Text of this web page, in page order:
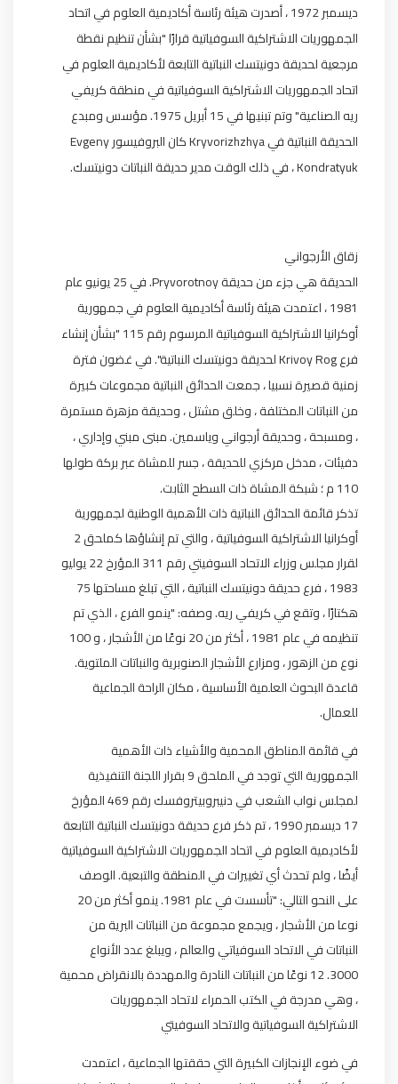
ديسمبر 1972 ، أصدرت هيئة رئاسة أكاديمية العلوم في اتحاد
الجمهوريات الاشتراكية السوفياتية قرارًا "بشأن تنظيم نقطة
مرجعية لحديقة دونيتسك النباتية التابعة لأكاديمية العلوم في
اتحاد الجمهوريات الاشتراكية السوفياتية في منطقة كريفي
ريه الصناعية" وتم تبنيها في 15 أبريل 1975. مؤسس ومبدع
الحديقة النباتية في Kryvorizhzhya كان البروفيسور Evgeny
Kondratyuk ، في ذلك الوقت مدير حديقة النباتات دونيتسك.
زقاق الأرجواني
الحديقة هي جزء من حديقة Pryvorotnoy. في 25 يونيو عام
1981 ، اعتمدت هيئة رئاسة أكاديمية العلوم في جمهورية
أوكرانيا الاشتراكية السوفياتية المرسوم رقم 115 "بشأن إنشاء
فرع Krivoy Rog لحديقة دونيتسك النباتية". في غضون فترة
زمنية قصيرة نسبيا ، جمعت الحدائق النباتية مجموعات كبيرة
من النباتات المختلفة ، وخلق مشتل ، وحديقة مزهرة مستمرة
، ومسبحة ، وحديقة أرجواني وياسمين. مبنى مبني وإداري ،
دفيئات ، مدخل مركزي للحديقة ، جسر للمشاة عبر بركة طولها
110 م ؛ شبكة المشاة ذات السطح الثابت.
تذكر قائمة الحدائق النباتية ذات الأهمية الوطنية لجمهورية
أوكرانيا الاشتراكية السوفياتية ، والتي تم إنشاؤها كملحق 2
لقرار مجلس وزراء الاتحاد السوفيتي رقم 311 المؤرخ 22 يوليو
1983 ، فرع حديقة دونيتسك النباتية ، التي تبلغ مساحتها 75
هكتارًا ، وتقع في كريفي ريه. وصفه: "ينمو الفرع ، الذي تم
تنظيمه في عام 1981 ، أكثر من 20 نوعًا من الأشجار ، و 100
نوع من الزهور ، ومزارع الأشجار الصنوبرية والنباتات الملتوية.
قاعدة البحوث العلمية الأساسية ، مكان الراحة الجماعية
للعمال.
في قائمة المناطق المحمية والأشياء ذات الأهمية
الجمهورية التي توجد في الملحق 9 بقرار اللجنة التنفيذية
لمجلس نواب الشعب في دنيبروبيتروفسك رقم 469 المؤرخ
17 ديسمبر 1990 ، تم ذكر فرع حديقة دونيتسك النباتية التابعة
لأكاديمية العلوم في اتحاد الجمهوريات الاشتراكية السوفياتية
أيضًا ، ولم تحدث أي تغييرات في المنطقة والتبعية. الوصف
على النحو التالي: "تأسست في عام 1981. ينمو أكثر من 20
نوعا من الأشجار ، ويجمع مجموعة من النباتات البرية من
النباتات في الاتحاد السوفياتي والعالم ، ويبلغ عدد الأنواع
3000. 12 نوعًا من النباتات النادرة والمهددة بالانقراض محمية
، وهي مدرجة في الكتب الحمراء لاتحاد الجمهوريات
الاشتراكية السوفياتية والاتحاد السوفيتي
في ضوء الإنجازات الكبيرة التي حققتها الجماعية ، اعتمدت